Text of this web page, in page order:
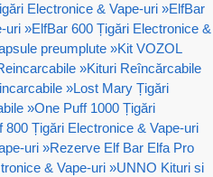
Electronice & Vape-uri »ElfBar
uri »ElfBar 600 Țigări Electronice &
preumplute »Kit VOZOL
»Kituri Reîncărcabile
»Lost Mary Țigări
»One Puff 1000 Țigări
800 Țigări Electronice & Vape-uri
uri »Rezerve Elf Bar Elfa Pro
& Vape-uri »UNNO Kituri si